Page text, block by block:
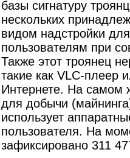
базы сигнатуру
нескольких
видом надстройки
пользователям при
Также этот троянец
такие как VLC-плеер
Интернете. На самом
для добычи
использует
пользователя. На
зафиксировано 311